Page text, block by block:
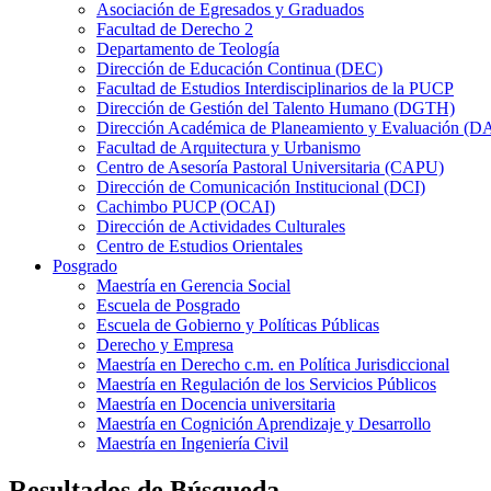
Asociación de Egresados y Graduados
Facultad de Derecho 2
Departamento de Teología
Dirección de Educación Continua (DEC)
Facultad de Estudios Interdisciplinarios de la PUCP
Dirección de Gestión del Talento Humano (DGTH)
Dirección Académica de Planeamiento y Evaluación
Facultad de Arquitectura y Urbanismo
Centro de Asesoría Pastoral Universitaria (CAPU)
Dirección de Comunicación Institucional (DCI)
Cachimbo PUCP (OCAI)
Dirección de Actividades Culturales
Centro de Estudios Orientales
Posgrado
Maestría en Gerencia Social
Escuela de Posgrado
Escuela de Gobierno y Políticas Públicas
Derecho y Empresa
Maestría en Derecho c.m. en Política Jurisdiccional
Maestría en Regulación de los Servicios Públicos
Maestría en Docencia universitaria
Maestría en Cognición Aprendizaje y Desarrollo
Maestría en Ingeniería Civil